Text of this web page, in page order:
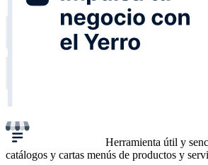
Herramienta útil y
catálogos y cartas menús de productos y